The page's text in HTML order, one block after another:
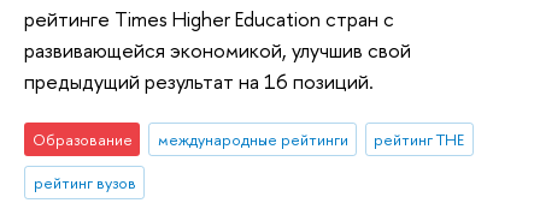
рейтинге Times Higher Education стран с
развивающейся экономикой, улучшив свой
предыдущий результат на 16 позиций.
Образование международные рейтинги
рейтинг THE
рейтинг вузов